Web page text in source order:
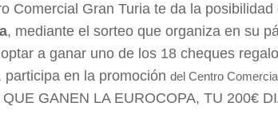
Comercial Gran Turia te da la posibilidad
, mediante el sorteo que organiza en su
a ganar uno de los 18 cheques
participa en la promoción del Centro
GANEN LA EUROCOPA, TU 200€